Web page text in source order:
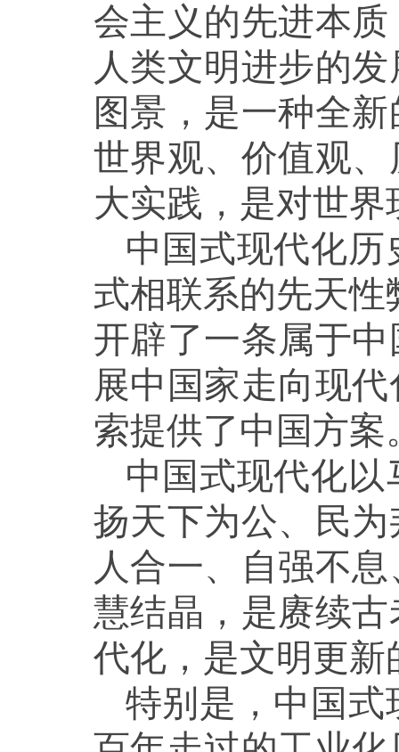
会主义的先进本
人类文明进步的
图景，是一种全
世界观、价值观
大实践，是对世
中国式现代化
式相联系的先天性
开辟了一条属于
展中国家走向现
索提供了中国方案
中国式现代化
扬天下为公、民
人合一、自强不
慧结晶，是赓续
代化，是文明更
特别是，中国